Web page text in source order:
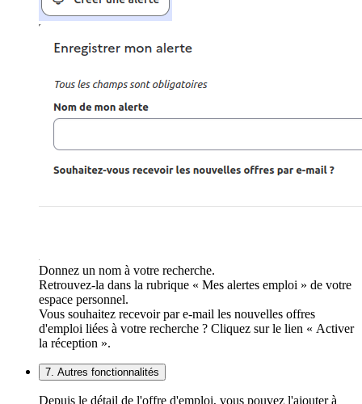
Donnez un nom à votre recherche.
Retrouvez-la dans la rubrique « Mes alertes emploi » de votre
espace personnel.
Vous souhaitez recevoir par e-mail les nouvelles offres
d'emploi liées à votre recherche ? Cliquez sur le lien « Activer
la réception ».
7. Autres fonctionnalités
Depuis le détail de l'offre d'emploi, vous pouvez l'ajouter à